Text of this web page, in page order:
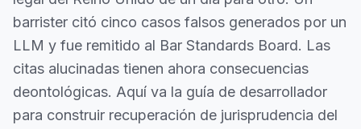
barrister citó cinco casos falsos generados por un
LLM y fue remitido al Bar Standards Board. Las
citas alucinadas tienen ahora consecuencias
deontológicas. Aquí va la guía de desarrollador
para construir recuperación de jurisprudencia del